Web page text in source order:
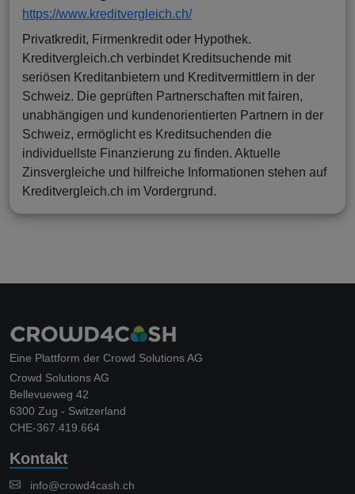
https://www.kreditvergleich.ch/
Privatkredit, Firmenkredit oder Hypothek.
Kreditvergleich.ch verbindet Kreditsuchende mit
seriösen Kreditanbietern und Kreditvermittlern in der
Schweiz. Die geprüften Partnerschaften mit fairen,
unabhängigen und kundenorientierten Partnern in der
Schweiz, ermöglicht es Kreditsuchenden die
individuellste Finanzierung zu finden. Aktuelle
Zinsvergleiche und hilfreiche Informationen stehen auf
Kreditvergleich.ch im Vordergrund.
Eine Plattform der Crowd Solutions AG
Crowd Solutions AG
Bellevueweg 42
6300 Zug - Switzerland
CHE-367.419.664
Kontakt
info@crowd4cash.ch